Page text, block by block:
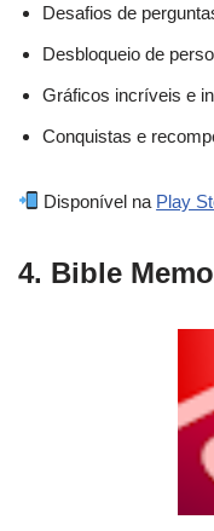
Desafios de
Desbloqueio de
Gráficos incríveis e
Conquistas e
Disponível na Play
4. Bible